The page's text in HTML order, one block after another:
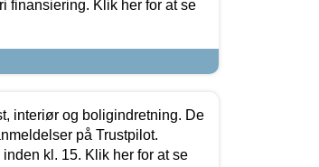
finansiering. Klik her for at se
interiør og boligindretning. De
på Trustpilot.
kl. 15. Klik her for at se